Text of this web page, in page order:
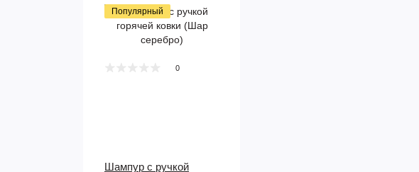
Популярный
0
Шампур с ручкой